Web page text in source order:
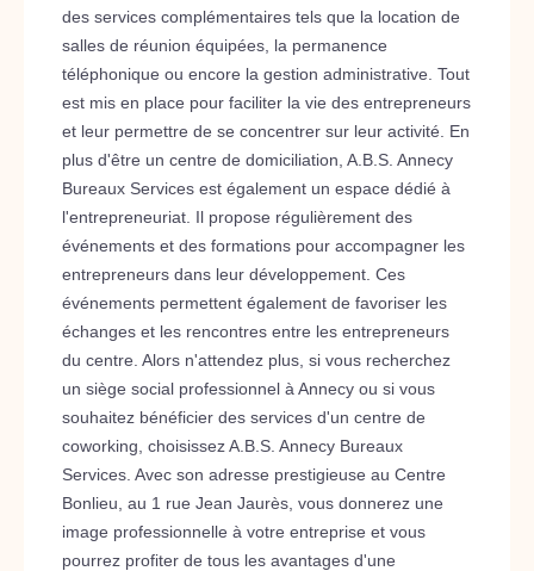
des services complémentaires tels que la location de
salles de réunion équipées, la permanence
téléphonique ou encore la gestion administrative. Tout
est mis en place pour faciliter la vie des entrepreneurs
et leur permettre de se concentrer sur leur activité. En
plus d'être un centre de domiciliation, A.B.S. Annecy
Bureaux Services est également un espace dédié à
l'entrepreneuriat. Il propose régulièrement des
événements et des formations pour accompagner les
entrepreneurs dans leur développement. Ces
événements permettent également de favoriser les
échanges et les rencontres entre les entrepreneurs
du centre. Alors n'attendez plus, si vous recherchez
un siège social professionnel à Annecy ou si vous
souhaitez bénéficier des services d'un centre de
coworking, choisissez A.B.S. Annecy Bureaux
Services. Avec son adresse prestigieuse au Centre
Bonlieu, au 1 rue Jean Jaurès, vous donnerez une
image professionnelle à votre entreprise et vous
pourrez profiter de tous les avantages d'une